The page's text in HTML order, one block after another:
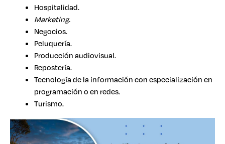
Hospitalidad.
Marketing.
Negocios.
Peluquería.
Producción audiovisual.
Repostería.
Tecnología de la información con especialización en
programación o en redes.
Turismo.